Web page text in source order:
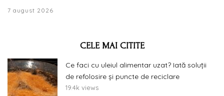
7 august 2026
CELE MAI CITITE
Ce faci cu uleiul alimentar uzat? Iată soluții
de refolosire și puncte de reciclare
19.4k views